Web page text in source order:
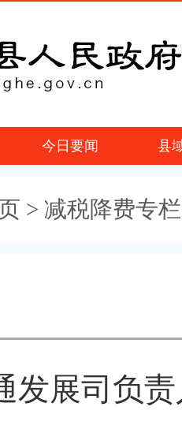
今日要闻 县
> 减税降费专栏
发展司负